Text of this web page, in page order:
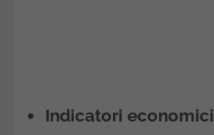
Indicatori economici